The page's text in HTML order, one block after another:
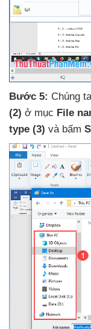
Bước 5: Chúng
(2) ở mục File
type (3) và bấm